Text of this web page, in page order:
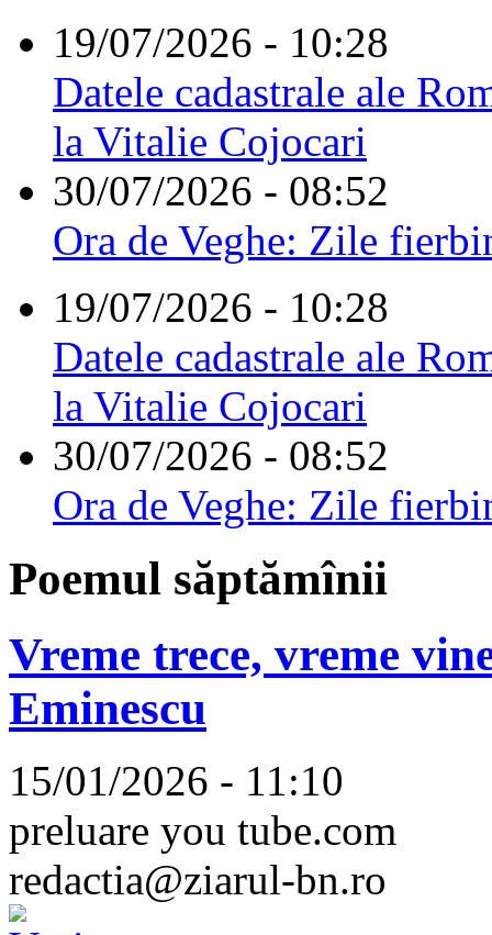
19/07/2026 - 10:28
Datele cadastrale ale
la Vitalie Cojocari
30/07/2026 - 08:52
Ora de Veghe: Zile
19/07/2026 - 10:28
Datele cadastrale ale
la Vitalie Cojocari
30/07/2026 - 08:52
Ora de Veghe: Zile
Poemul săptămînii
Vreme trece, vreme
Eminescu
15/01/2026 - 11:10
preluare you tube.com
redactia@ziarul-bn.ro